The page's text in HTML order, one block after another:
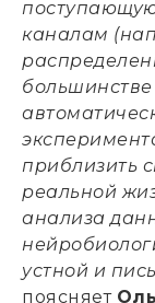
каналам
приблизить
реальной
анализа
устной и
поясняет